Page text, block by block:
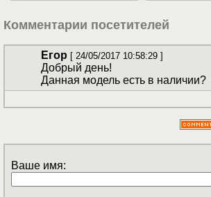
Комментарии посетителей
Егор [ 24/05/2017 10:58:29 ]
Добрый день!
Данная модель есть в наличии?
Ваше имя: